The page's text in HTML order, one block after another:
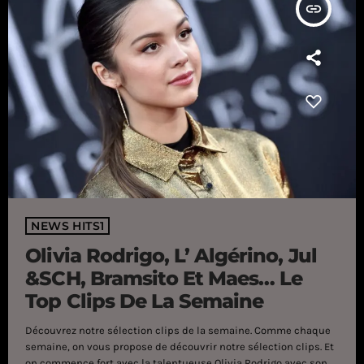
insert_link
NEWS HITS1
Olivia Rodrigo, L’ Algérino, Jul
&SCH, Bramsito Et Maes… Le
Top Clips De La Semaine
Découvrez notre sélection clips de la semaine. Comme chaque
semaine, on vous propose de découvrir notre sélection clips. Et